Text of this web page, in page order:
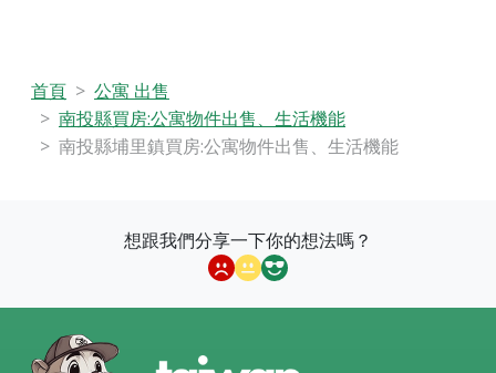
首頁
公寓 出售
南投縣買房:公寓物件出售、生活機能
南投縣埔里鎮買房:公寓物件出售、生活機能
想跟我們分享一下你的想法嗎？